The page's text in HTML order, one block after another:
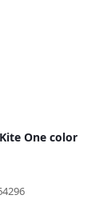
One color